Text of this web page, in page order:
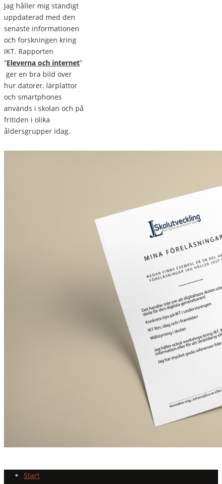
Jag håller mig ständigt
uppdaterad med den
senaste informationen
och forskningen kring
IKT. Rapporten
”Eleverna och internet”
ger en bra bild över
hur datorer, lärplattor
och smartphones
används i skolan och på
fritiden i olika
åldersgrupper idag.
Start